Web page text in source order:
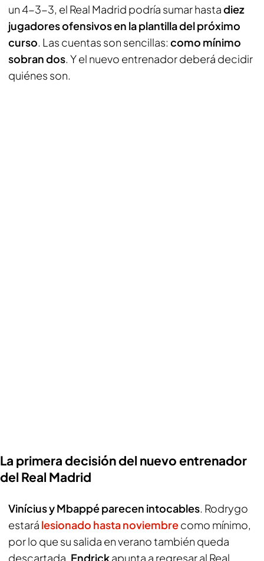
un 4-3-3, el Real Madrid podría sumar hastadiez
jugadores ofensivos en la plantilla del próximo
curso. Las cuentas son sencillas: como mínimo
sobran dos. Y el nuevo entrenador deberá decidir
quiénes son.
La primera decisión del nuevo entrenador
del Real Madrid
Vinícius y Mbappé parecen intocables. Rodrygo
estará lesionado hasta noviembrecomo mínimo,
por lo que su salida en verano también queda
descartada. Endrickapunta a regresar al Real